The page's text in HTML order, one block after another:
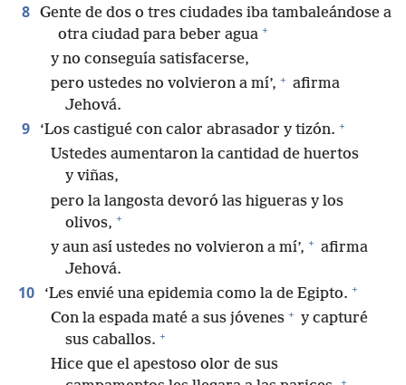
8 Gente de dos o tres ciudades iba tambaleándose a
otra ciudad para beber agua +
y no conseguía satisfacerse,
pero ustedes no volvieron a mí’, + afirma
Jehová.
9 ‘Los castigué con calor abrasador y tizón. +
Ustedes aumentaron la cantidad de huertos
y viñas,
pero la langosta devoró las higueras y los
olivos, +
y aun así ustedes no volvieron a mí’, + afirma
Jehová.
10 ‘Les envié una epidemia como la de Egipto. +
Con la espada maté a sus jóvenes + y capturé
sus caballos. +
Hice que el apestoso olor de sus
+